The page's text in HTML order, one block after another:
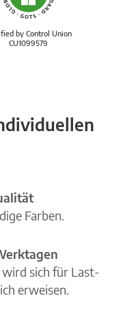
by Control Union
CU1099579
Farben.
wird sich für Last-
erweisen.